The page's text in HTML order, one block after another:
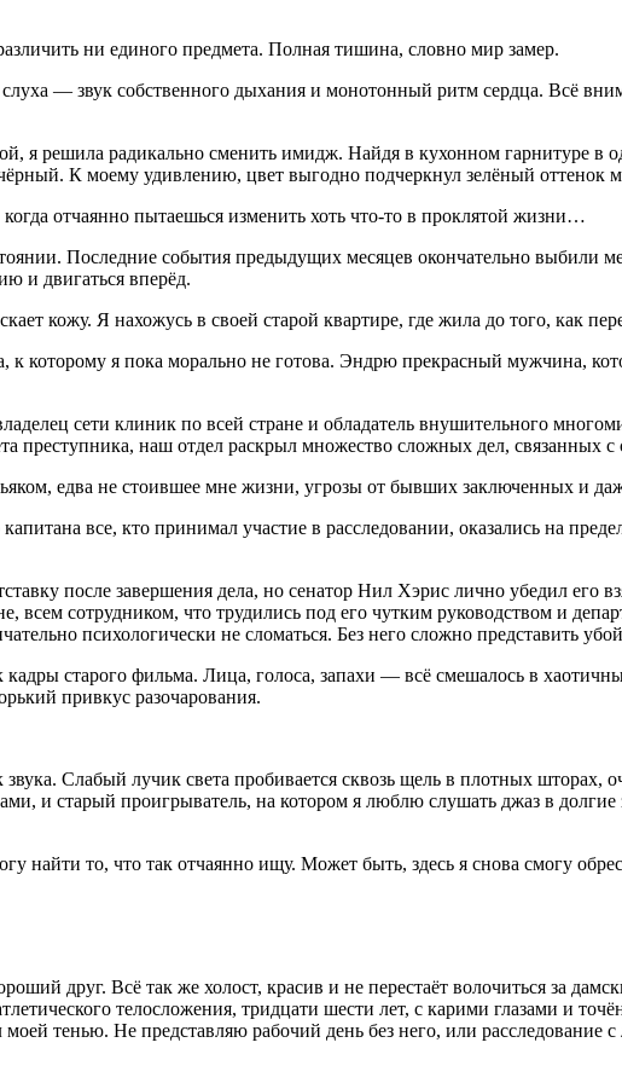
ни единого предмета. Полная тишина, словно мир замер.
— звук собственного дыхания и монотонный ритм сердца. Всё
я решила радикально сменить имидж. Найдя в кухонном
К моему удивлению, цвет выгодно подчеркнул зелёный оттенок
отчаянно пытаешься изменить хоть что-то в проклятой жизни…
Последние события предыдущих месяцев окончательно выбили
и двигаться вперёд.
ает кожу. Я нахожусь в своей старой квартире, где жила до того, как
к которому я пока морально не готова. Эндрю прекрасный мужчина,
сети клиник по всей стране и обладатель внушительного
преступника, наш отдел раскрыл множество сложных дел, связанных
едва не стоившее мне жизни, угрозы от бывших заключенных и
все, кто принимал участие в расследовании, оказались на
после завершения дела, но сенатор Нил Хэрис лично убедил его
всем сотрудником, что трудились под его чутким руководством и
психологически не сломаться. Без него сложно представить
старого фильма. Лица, голоса, запахи — всё смешалось в
привкус разочарования.
звука. Слабый лучик света пробивается сквозь щель в плотных
и старый проигрыватель, на котором я люблю слушать джаз в долгие
найти то, что так отчаянно ищу. Может быть, здесь я снова смогу
друг. Всё так же холост, красив и не перестаёт волочиться за
телосложения, тридцати шести лет, с карими глазами и
тенью. Не представляю рабочий день без него, или